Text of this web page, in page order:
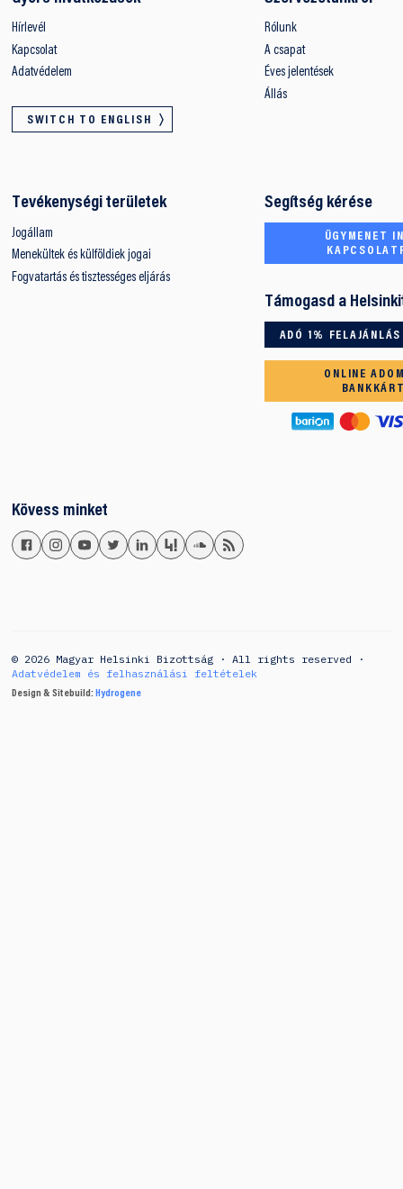
Hírlevél
Kapcsolat
Adatvédelem
SWITCH TO ENGLISH
Rólunk
A csapat
Éves jelentések
Állás
Tevékenységi területek
Jogállam
Menekültek és külföldiek jogai
Fogvatartás és tisztességes eljárás
Segítség kérése
ÜGYMENET
Támogasd a
ADÓ 1% FELAJÁNLÁS
ONLINE
Kövess minket
© 2026 Magyar Helsinki Bizottság · All rights reserved ·
Adatvédelem és felhasználási feltételek
Design & Sitebuild: Hydrogene